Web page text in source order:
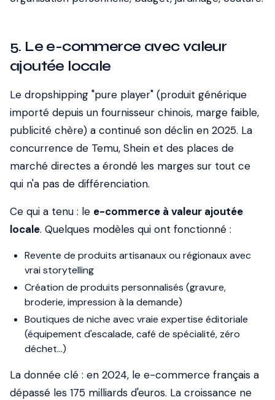
5. Le e-commerce avec valeur
ajoutée locale
Le dropshipping "pure player" (produit générique
importé depuis un fournisseur chinois, marge faible,
publicité chère) a continué son déclin en 2025. La
concurrence de Temu, Shein et des places de
marché directes a érondé les marges sur tout ce
qui n'a pas de différenciation.
Ce qui a tenu : le e-commerce à valeur ajoutée
locale. Quelques modèles qui ont fonctionné :
Revente de produits artisanaux ou régionaux avec
vrai storytelling
Création de produits personnalisés (gravure,
broderie, impression à la demande)
Boutiques de niche avec vraie expertise éditoriale
(équipement d'escalade, café de spécialité, zéro
déchet...)
La donnée clé : en 2024, le e-commerce français a
dépassé les 175 milliards d'euros. La croissance ne